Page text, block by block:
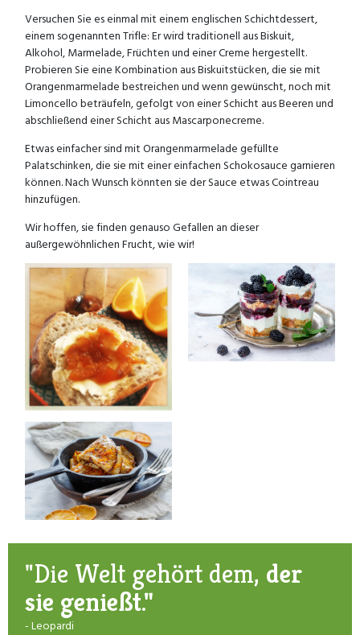
Versuchen Sie es einmal mit einem englischen Schichtdessert,
einem sogenannten Trifle: Er wird traditionell aus Biskuit,
Alkohol, Marmelade, Früchten und einer Creme hergestellt.
Probieren Sie eine Kombination aus Biskuitstücken, die sie mit
Orangenmarmelade bestreichen und wenn gewünscht, noch mit
Limoncello beträufeln, gefolgt von einer Schicht aus Beeren und
abschließend einer Schicht aus Mascarponecreme.
Etwas einfacher sind mit Orangenmarmelade gefüllte
Palatschinken, die sie mit einer einfachen Schokosauce garnieren
können. Nach Wunsch könnten sie der Sauce etwas Cointreau
hinzufügen.
Wir hoffen, sie finden genauso Gefallen an dieser
außergewöhnlichen Frucht, wie wir!
"Die Welt gehört dem, der
sie genießt."
- Leopardi